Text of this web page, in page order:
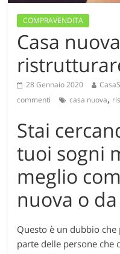
COMPRAVENDITA
Casa
28 Gennaio 2020
commenti
casa nuova,
Stai
tuoi sogni
meglio
nuova o
Questo è un dubbio
parte delle persone che